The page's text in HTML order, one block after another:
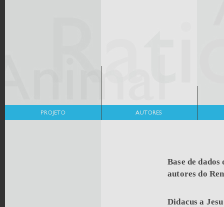
Base de
autores do
Didacus a